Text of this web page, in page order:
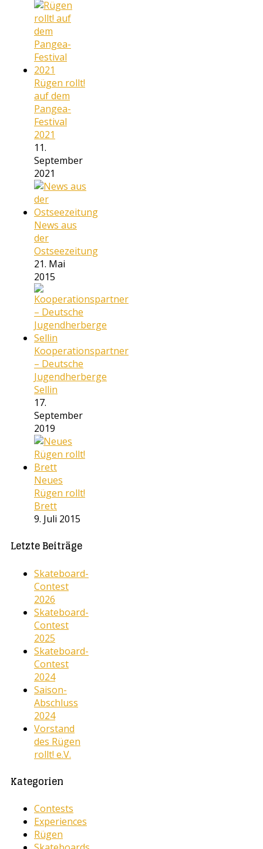
Rügen rollt!
auf dem
Pangea-
Festival
2021
11.
September
2021
News aus
der
Ostseezeitung
21. Mai
2015
Kooperationspartner
– Deutsche
Jugendherberge
Sellin
17.
September
2019
Neues
Rügen rollt!
Brett
9. Juli 2015
Letzte Beiträge
Skateboard-
Contest
2026
Skateboard-
Contest
2025
Skateboard-
Contest
2024
Saison-
Abschluss
2024
Vorstand
des Rügen
rollt! e.V.
Kategorien
Contests
Experiences
Rügen